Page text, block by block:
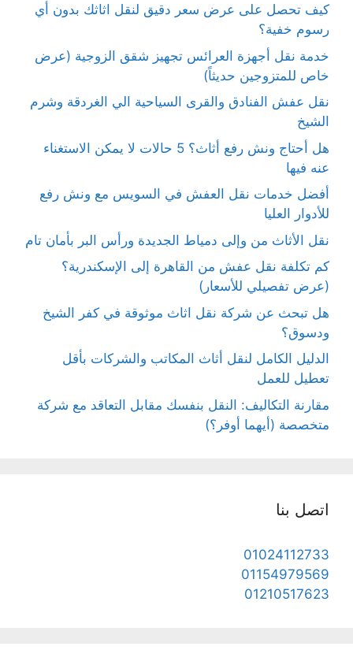
كيف تحصل على عرض سعر دقيق لنقل اثاثك بدون أي
رسوم خفية؟
خدمة نقل أجهزة العرائس تجهيز شقق الزوجية (عرض
خاص للمتزوجين حديثاً)
نقل عفش الفنادق والقرى السياحية الي الغردقة وشرم
الشيخ
هل أحتاج ونش رفع أثاث؟ 5 حالات لا يمكن الاستغناء
عنه فيها
أفضل خدمات نقل العفش في السويس مع ونش رفع
للأدوار العليا
نقل الأثاث من وإلى دمياط الجديدة ورأس البر بأمان تام
كم تكلفة نقل عفش من القاهرة إلى الإسكندرية؟
(عرض تفصيلي للأسعار)
هل تبحث عن شركة نقل اثاث موثوقة في كفر الشيخ
ودسوق؟
الدليل الكامل لنقل أثاث المكاتب والشركات بأقل
تعطيل للعمل
مقارنة التكاليف: النقل بنفسك مقابل التعاقد مع شركة
متخصصة (أيهما أوفر؟)
اتصل بنا
01024112733
01154979569
01210517623